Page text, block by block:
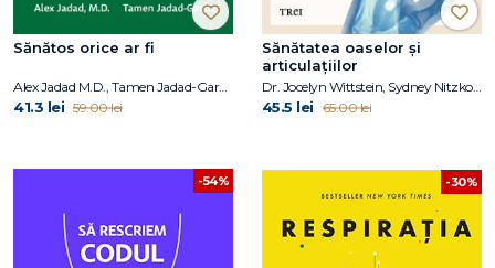
Sănătos orice ar fi
Alex Jadad M.D., Tamen Jadad-Garcia
41.3 lei 59.00 lei
Sănătatea oaselor și
articulațiilor
Dr. Jocelyn Wittstein, Sydney Nitzkorski
45.5 lei 65.00 lei
-54% -30%